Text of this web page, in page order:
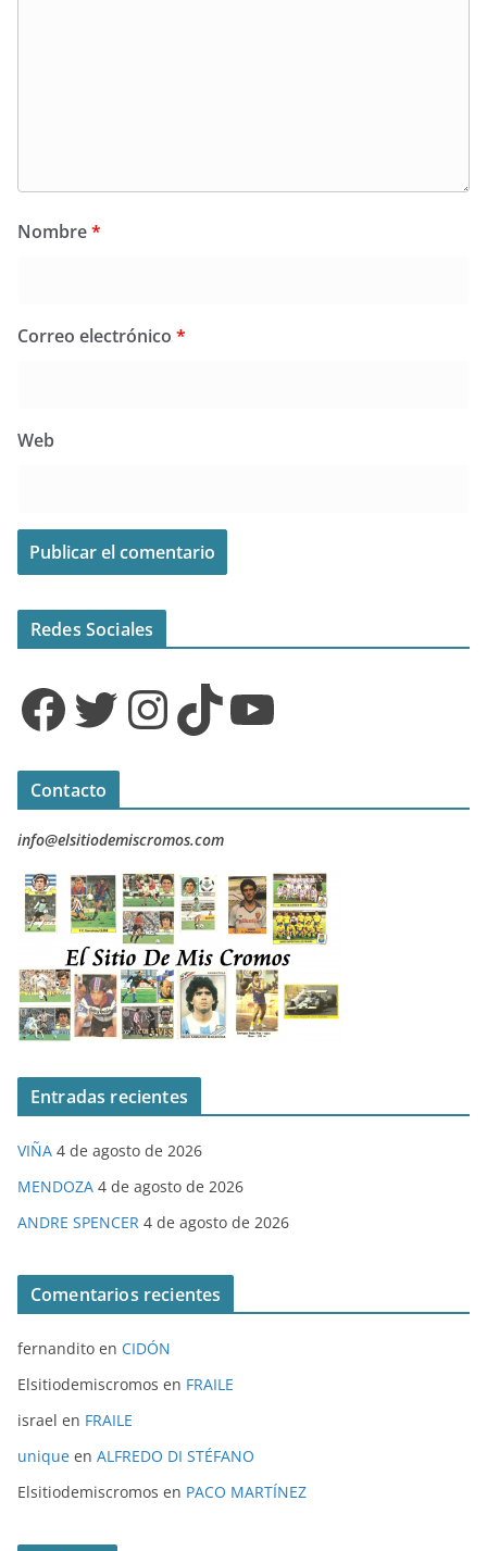
Nombre*
Correo electrónico *
Web
Redes Sociales
Facebook Twitter InstagramTikTok YouTube
Contacto
info@elsitiodemiscromos.com
Entradas recientes
VIÑA 4 de agosto de 2026
MENDOZA 4 de agosto de 2026
ANDRE SPENCER 4 de agosto de 2026
Comentarios recientes
fernandito en CIDÓN
Elsitiodemiscromos en FRAILE
israel en FRAILE
unique en ALFREDO DI STÉFANO
Elsitiodemiscromos en PACO MARTÍNEZ